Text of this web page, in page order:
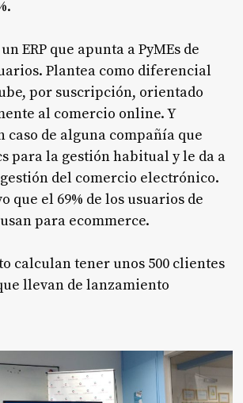
ERP que apunta a PyMEs de
Plantea como diferencial
por suscripción, orientado
al comercio online. Y
caso de alguna compañía que
para la gestión habitual y le da a
del comercio electrónico.
que el 69% de los usuarios de
para ecommerce.
calculan tener unos 500 clientes
llevan de lanzamiento